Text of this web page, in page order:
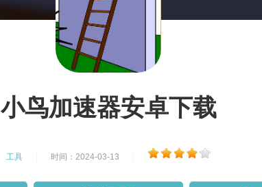
小鸟加速器安卓下载
工具 时间：2024-03-13